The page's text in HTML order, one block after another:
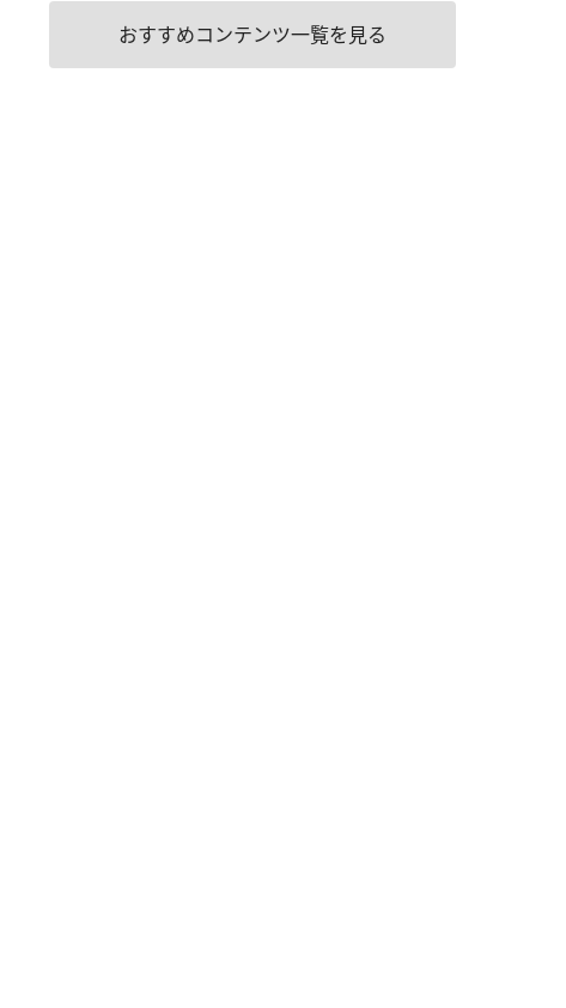
おすすめコンテンツ一覧を見る